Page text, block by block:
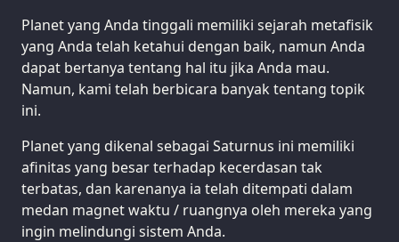
Planet yang Anda tinggali memiliki sejarah metafisik
yang Anda telah ketahui dengan baik, namun Anda
dapat bertanya tentang hal itu jika Anda mau.
Namun, kami telah berbicara banyak tentang topik
ini.
Planet yang dikenal sebagai Saturnus ini memiliki
afinitas yang besar terhadap kecerdasan tak
terbatas, dan karenanya ia telah ditempati dalam
medan magnet waktu / ruangnya oleh mereka yang
ingin melindungi sistem Anda.